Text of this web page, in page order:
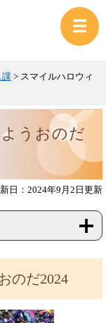
課 > スマイルハロウィ
うおのだ
日：2024年9月2日更新
のだ2024